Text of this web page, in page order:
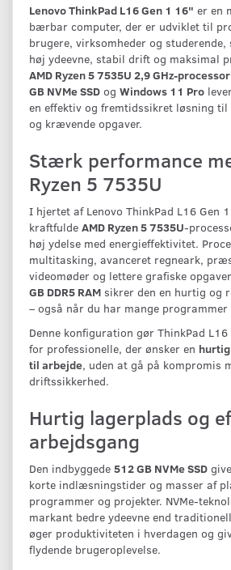
Lenovo ThinkPad L16 Gen 1 16" er en
bærbar computer, der er udviklet til
brugere, virksomheder og
høj ydeevne, stabil drift og maksimal
AMD Ryzen 5 7535U 2,9 GHz-processor
GB NVMe SSD og Windows 11 Pro
en effektiv og fremtidssikret løsning
og krævende opgaver.
Stærk performance
Ryzen 5 7535U
I hjertet af Lenovo ThinkPad L16 Gen
kraftfulde AMD Ryzen 5 7535U-
høj ydelse med energieffektivitet.
multitasking, avanceret regneark,
videomøder og lettere grafiske
GB DDR5 RAM sikrer den en hurtig og
– også når du har mange
Denne konfiguration gør ThinkPad
for professionelle, der ønsker en
til arbejde, uden at gå på kompromis
driftssikkerhed.
Hurtig lagerplads og
arbejdsgang
Den indbyggede 512 GB NVMe SSD
korte indlæsningstider og masser af
programmer og projekter. NVMe-
markant bedre ydeevne end
øger produktiviteten i hverdagen og
flydende brugeroplevelse.